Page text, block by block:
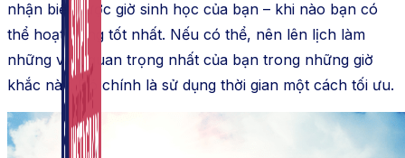
nhận biết được giờ sinh học của bạn – khi nào bạn có
thể hoạt động tốt nhất. Nếu có thể, nên lên lịch làm
những việc quan trọng nhất của bạn trong những giờ
khắc này. Đó chính là sử dụng thời gian một cách tối ưu.